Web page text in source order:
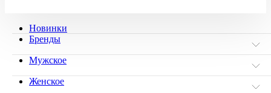
Новинки
Бренды
Мужское
Женское